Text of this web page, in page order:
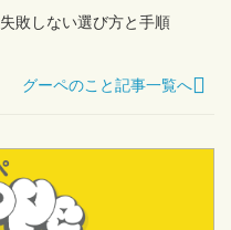
敗しない選び方と手順
グーペのこと記事一覧へ